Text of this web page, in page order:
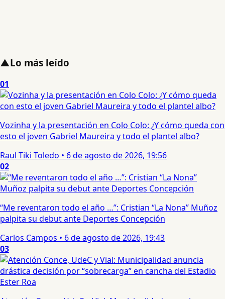
▲Lo más leído
01
Vozinha y la presentación en Colo Colo: ¿Y cómo queda con
esto el joven Gabriel Maureira y todo el plantel albo?
Raul Tiki Toledo • 6 de agosto de 2026, 19:56
02
“Me reventaron todo el año …”: Cristian “La Nona” Muñoz
palpita su debut ante Deportes Concepción
Carlos Campos • 6 de agosto de 2026, 19:43
03